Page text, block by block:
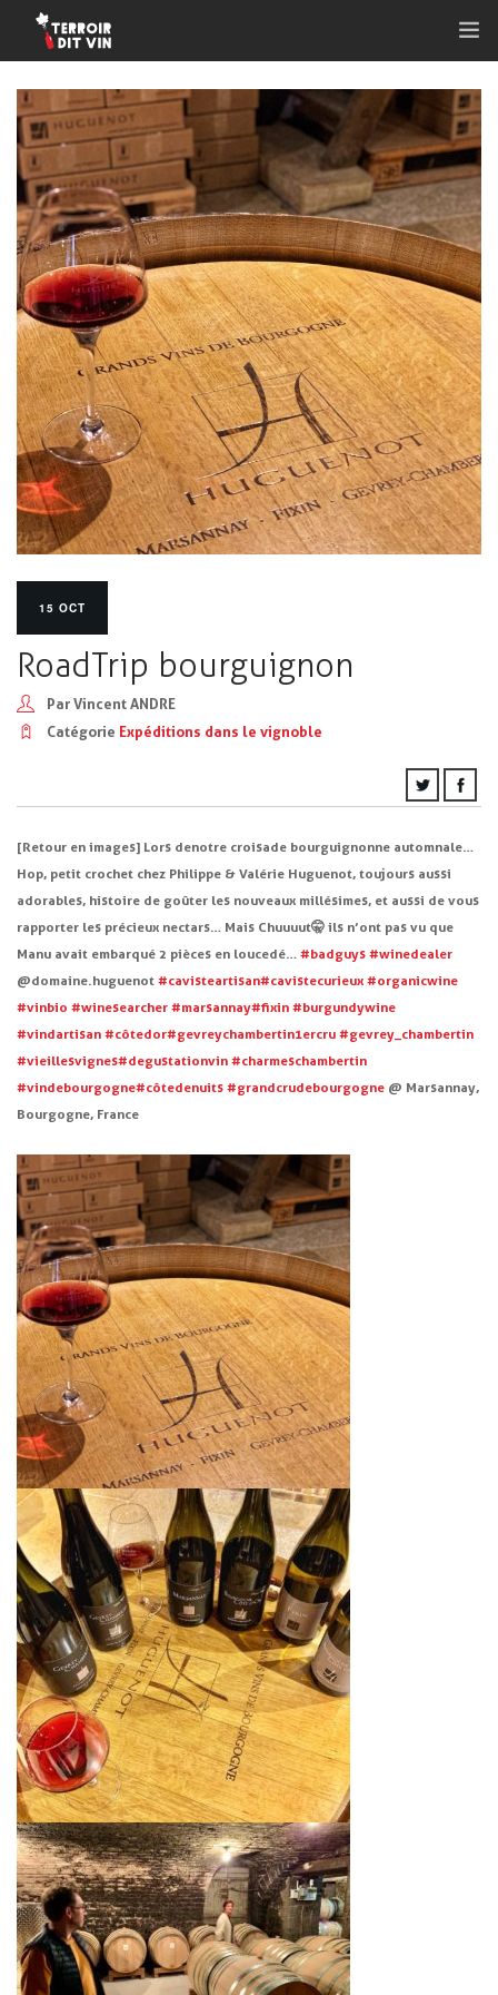
ACCUEIL
QUI SOMMES-NOUS ?
NOS ACTIVITÉS
NOS VIGNERONS ET PRODUCTEURS
NOTRE ACTU
NOS ABONNEMENTS
CONTACT
15 OCT
RoadTrip bourguignon
Par Vincent ANDRE
Catégorie Expéditions dans le vignoble
[Retour en images] Lors de notre croisade bourguignonne automnale…
Hop, petit crochet chez Philippe & Valérie Huguenot, toujours aussi
adorables, histoire de goûter les nouveaux millésimes, et aussi de vous
rapporter les précieux nectars… Mais Chuuuut🤫 ils n’ont pas vu que
Manu avait embarqué 2 pièces en loucedé… #badguys #winedealer
@domaine.huguenot #cavisteartisan#cavistecurieux #organicwine
#vinbio #winesearcher #marsannay#fixin #burgundywine
#vindartisan #côtedor#gevreychambertin1ercru #gevrey_chambertin
#vieillesvignes#degustationvin #charmeschambertin
#vindebourgogne#côtedenuits #grandcrudebourgogne @ Marsannay,
Bourgogne, France